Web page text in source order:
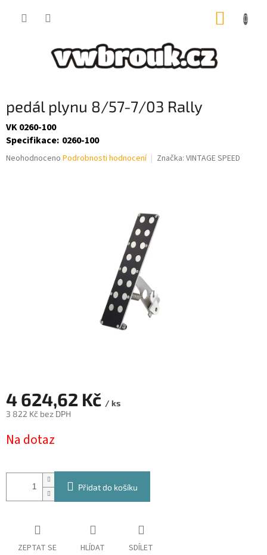
pedál plynu 8/57-7/03 Rally
VK 0260-100
Specifikace: 0260-100
Průměrné
Neohodnoceno Podrobnosti hodnocení Značka: VINTAGE SPEED
4 624,62 Kč / ks
3 822 Kč bez DPH
cena:
Na dotaz
Přidat do košíku
ZEPTAT SE HLÍDAT SDÍLET